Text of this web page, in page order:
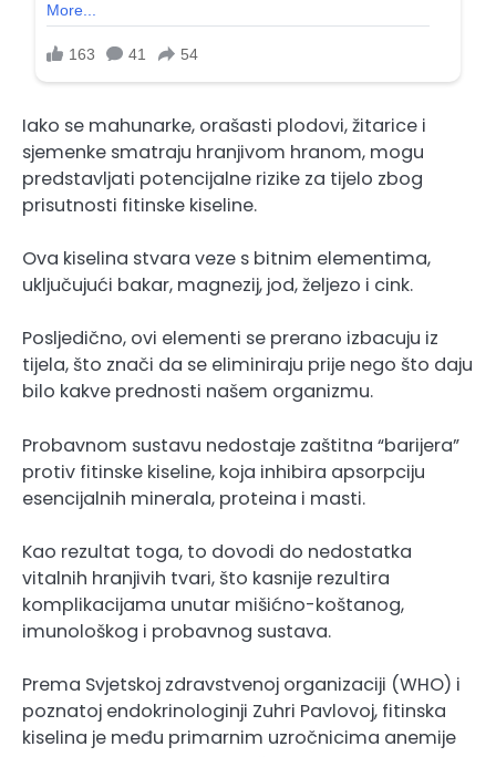
Iako se mahunarke, orašasti plodovi, žitarice i
sjemenke smatraju hranjivom hranom, mogu
predstavljati potencijalne rizike za tijelo zbog
prisutnosti fitinske kiseline.
Ova kiselina stvara veze s bitnim elementima,
uključujući bakar, magnezij, jod, željezo i cink.
Posljedično, ovi elementi se prerano izbacuju iz
tijela, što znači da se eliminiraju prije nego što daju
bilo kakve prednosti našem organizmu.
Probavnom sustavu nedostaje zaštitna “barijera”
protiv fitinske kiseline, koja inhibira apsorpciju
esencijalnih minerala, proteina i masti.
Kao rezultat toga, to dovodi do nedostatka
vitalnih hranjivih tvari, što kasnije rezultira
komplikacijama unutar mišićno-koštanog,
imunološkog i probavnog sustava.
Prema Svjetskoj zdravstvenoj organizaciji (WHO) i
poznatoj endokrinologinji Zuhri Pavlovoj, fitinska
kiselina je među primarnim uzročnicima anemije